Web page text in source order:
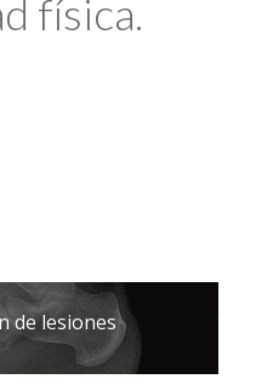
física.
de lesiones